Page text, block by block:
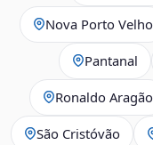
Nova Porto Velho
Pantanal
Ronaldo Aragão
São Cristóvão